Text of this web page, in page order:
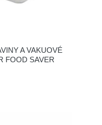
A VAKUOVÉ
FOOD SAVER